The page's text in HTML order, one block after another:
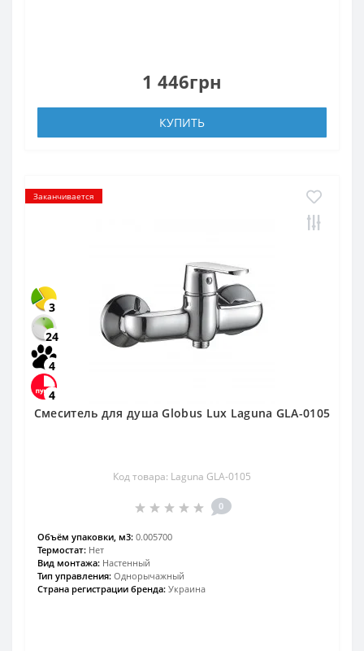
1 446грн
КУПИТЬ
Заканчивается
3
24
4
4
Смеситель для душа Globus Lux Laguna GLA-0105
Код товара: Laguna GLA-0105
0
Объём упаковки, м3: 0.005700
Термостат: Нет
Вид монтажа: Настенный
Тип управления: Однорычажный
Страна регистрации бренда: Украина